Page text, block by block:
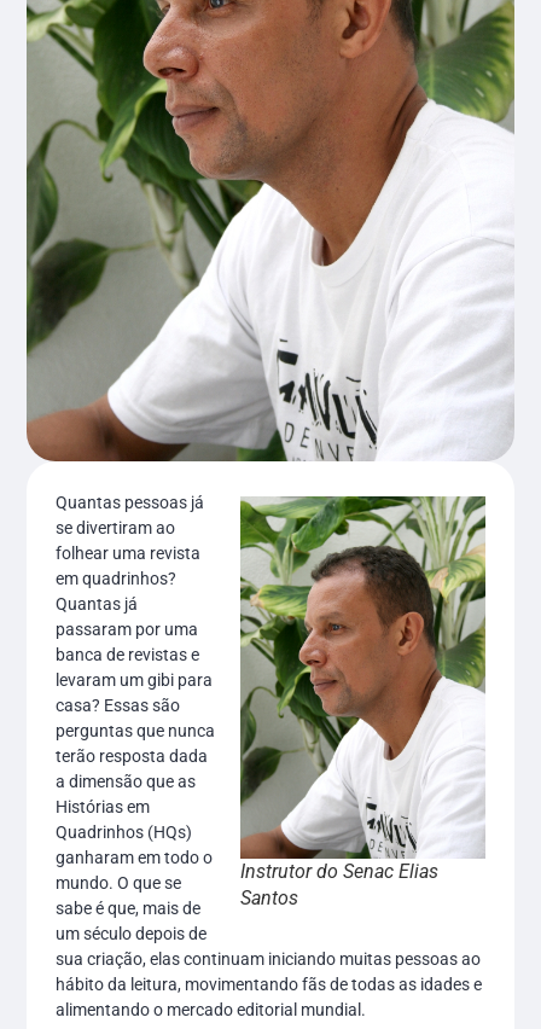
Instrutor do Senac Elias
Santos
Quantas pessoas já
se divertiram ao
folhear uma revista
em quadrinhos?
Quantas já
passaram por uma
banca de revistas e
levaram um gibi para
casa? Essas são
perguntas que nunca
terão resposta dada
a dimensão que as
Histórias em
Quadrinhos (HQs)
ganharam em todo o
mundo. O que se
sabe é que, mais de
um século depois de
sua criação, elas continuam iniciando muitas pessoas ao
hábito da leitura, movimentando fãs de todas as idades e
alimentando o mercado editorial mundial.